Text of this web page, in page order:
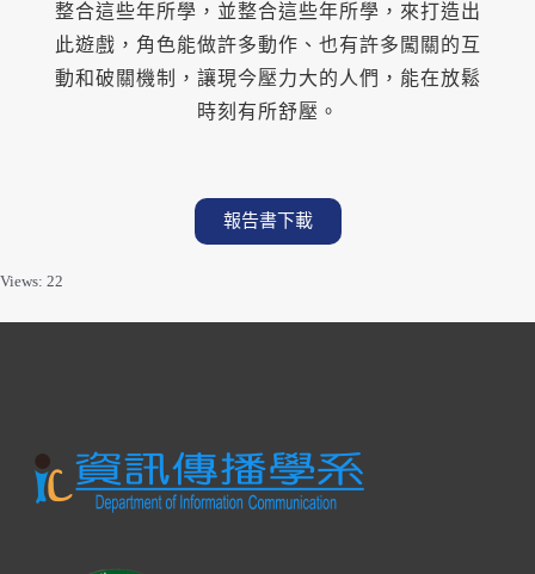
整合這些年所學，並整合這些年所學，來打造出
此遊戲，角色能做許多動作、也有許多闖關的互
動和破關機制，讓現今壓力大的人們，能在放鬆
時刻有所舒壓。
報告書下載
Views: 22